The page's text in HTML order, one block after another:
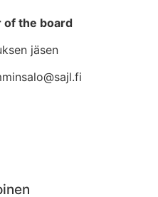
of the board
jäsen